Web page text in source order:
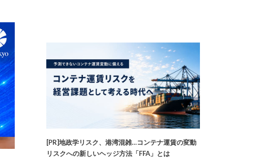
[PR]地政学リスク、港湾混雑…コンテナ運賃の変動
リスクへの新しいヘッジ方法「FFA」とは